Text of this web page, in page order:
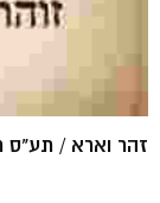
זהר וארא / תע"ס